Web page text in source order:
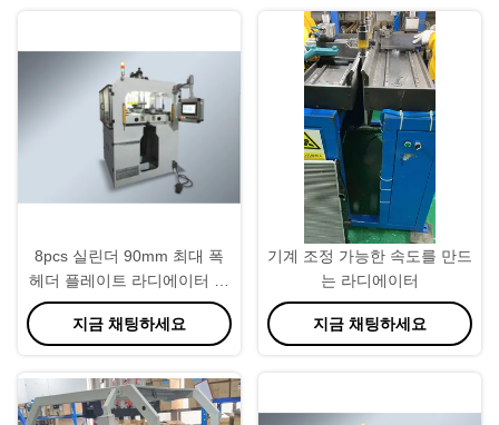
8pcs 실린더 90mm 최대 폭
헤더 플레이트 라디에이터 라
디에이터 탱크 용 기계 만들기
지금 채팅하세요
기계 조정 가능한 속도를 만드
는 라디에이터
지금 채팅하세요